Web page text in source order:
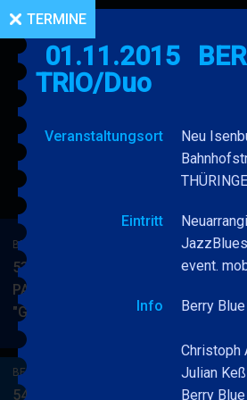
BERRY BLUE & BAND
53. JAZZ Matinee in den
PARKSIDE STUDIOS
"Gypsy Jazz"
BERRY
BERRY BLUE & BAND
54. JAZZ Matinee in den
TERMINE
01.11.2015
TRIO/Duo
Veranstaltungsort
Neu
Eintritt
event.
Info Berry
Christoph
Julian
Berry Blue